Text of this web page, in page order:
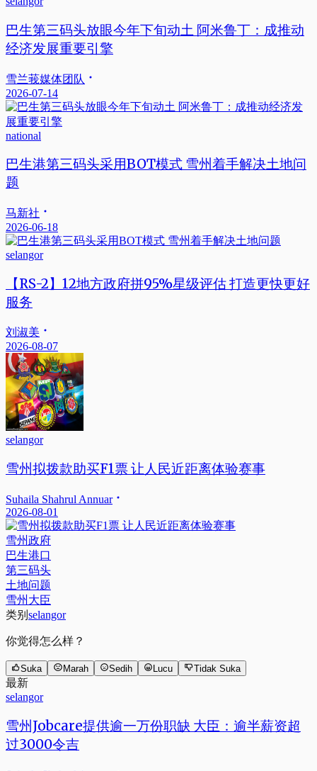
巴生第三码头放眼今年下旬动土 阿米鲁丁：成推动
经济发展重要引擎
雪兰莪媒体团队
2026-07-14
national
巴生港第三码头采用BOT模式 雪州着手解决土地问
题
马新社
2026-06-18
selangor
【RS-2】12地方政府拼95%星级评估 打造更快更好
服务
刘淑美
2026-08-07
selangor
雪州拟拨款助买F1票 让人民近距离体验赛事
Suhaila Shahrul Annuar
2026-08-01
雪州政府
巴生港口
第三码头
土地问题
雪州大臣
类别 selangor
你觉得怎么样？
Suka Marah Sedih Lucu Tidak Suka
最新
selangor
雪州Jobcare提供逾一万份职缺 大臣：逾半薪资超
过3000令吉